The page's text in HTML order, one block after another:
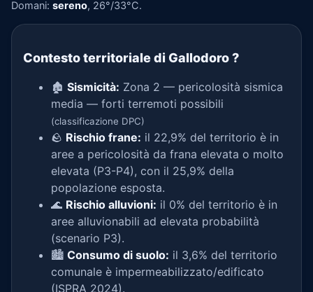
Domani: sereno, 26°/33°C.
Contesto territoriale di Gallodoro?
🏚️ Sismicità: Zona 2 — pericolosità sismica
media — forti terremoti possibili
(classificazione DPC)
🪨 Rischio frane: il 22,9% del territorio è in
aree a pericolosità da frana elevata o molto
elevata (P3-P4), con il 25,9% della
popolazione esposta.
🌊 Rischio alluvioni: il 0% del territorio è in
aree alluvionabili ad elevata probabilità
(scenario P3).
🏙️ Consumo di suolo: il 3,6% del territorio
comunale è impermeabilizzato/edificato
(ISPRA 2024).